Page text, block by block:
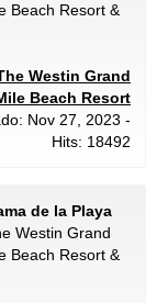
Beach Resort &
Westin Grand
Beach Resort
Nov 27, 2023 -
Hits: 18492
de la Playa
Westin Grand
Beach Resort &